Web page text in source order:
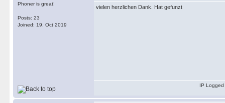
Phoner is great!
Posts: 23
Joined: 19. Oct 2019
vielen herzlichen Dank. Hat gefunzt
IP Logged